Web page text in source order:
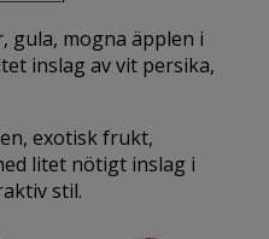
gula, mogna äpplen i
inslag av vit persika,
exotisk frukt,
litet nötigt inslag i
stil.